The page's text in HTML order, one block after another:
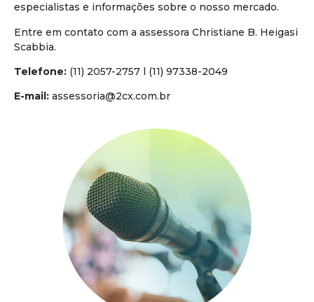
especialistas e informações sobre o nosso mercado.
Entre em contato com a assessora Christiane B. Heigasi
Scabbia.
Telefone: (11) 2057-2757 l (11) 97338-2049
E-mail: assessoria@2cx.com.br